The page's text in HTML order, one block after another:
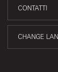
CONTATTI
CHANGE